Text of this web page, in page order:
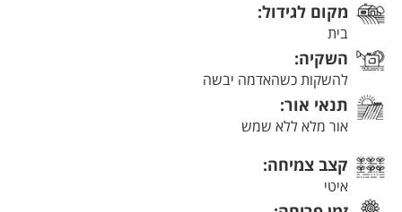
מקום לגידול:
בית
השקיה:
להשקות כשהאדמה יבשה
תנאי אור:
אור מלא ללא שמש
קצב צמיחה:
איטי